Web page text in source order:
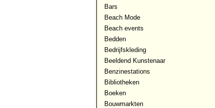
Bars
Beach Mode
Beach events
Bedden
Bedrijfskleding
Beeldend Kunstenaar
Benzinestations
Bibliotheken
Boeken
Bouwmarkten